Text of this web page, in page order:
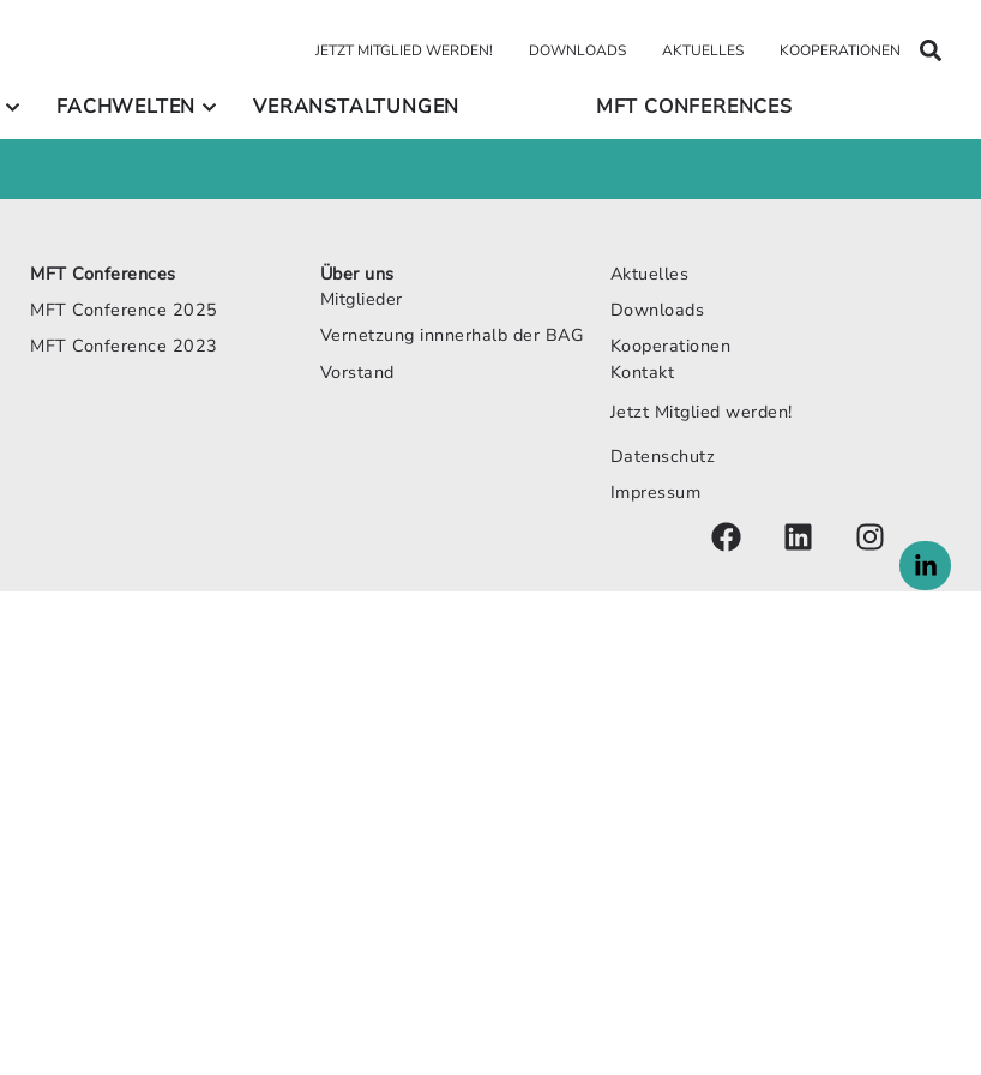
JETZT MITGLIED WERDEN! DOWNLOADS AKTUELLES KOOPERATIONEN
FACHWELTEN VERANSTALTUNGEN MFT CONFERENCES
MFT Conferences
MFT Conference 2025
MFT Conference 2023
Über uns
Mitglieder
Vernetzung innnerhalb der BAG
Vorstand
Aktuelles
Downloads
Kooperationen
Kontakt
Jetzt Mitglied werden!
Datenschutz
Impressum